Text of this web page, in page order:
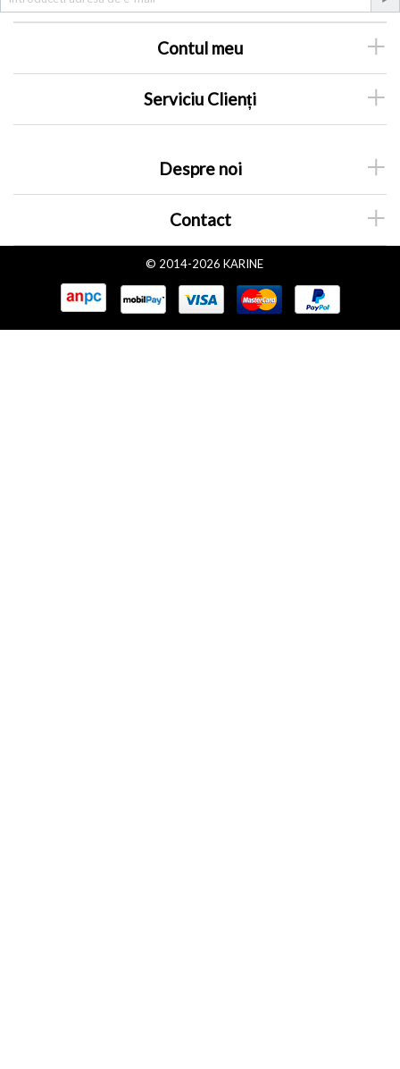
Contul meu
Serviciu Clienți
Despre noi
Contact
© 2014-2026 KARINE